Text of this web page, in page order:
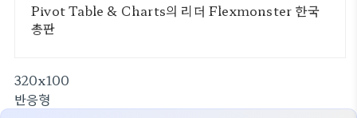
Pivot Table & Charts의 리더 Flexmonster 한국
총판
320x100
반응형